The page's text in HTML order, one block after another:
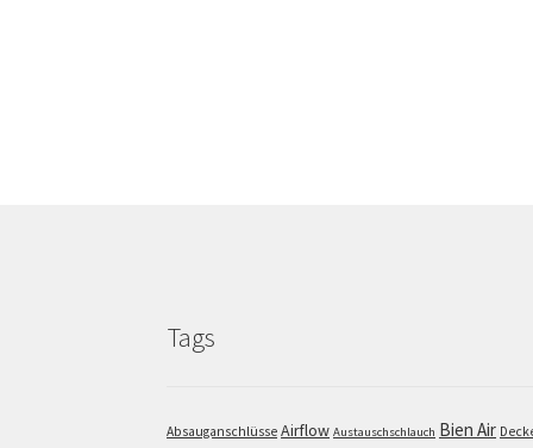
Tags
Absauganschlüsse Airflow Austauschschlauch Bien Air